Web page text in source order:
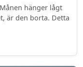
hänger lågt
är den borta. Detta